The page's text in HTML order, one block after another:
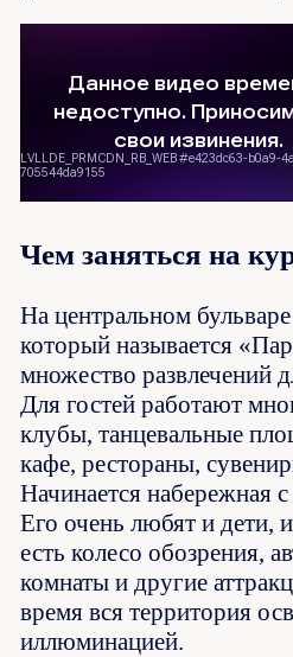
Чем заняться на
На центральном
который называется
множество развлечений
Для гостей работают
клубы, танцевальные
кафе, рестораны,
Начинается набережная
Его очень любят и дети,
есть колесо обозрения,
комнаты и другие
время вся территория
иллюминацией.